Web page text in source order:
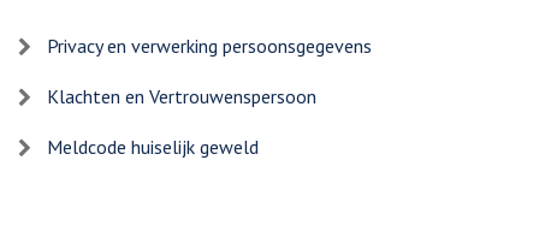
Privacy en verwerking persoonsgegevens
Klachten en Vertrouwenspersoon
Meldcode huiselijk geweld